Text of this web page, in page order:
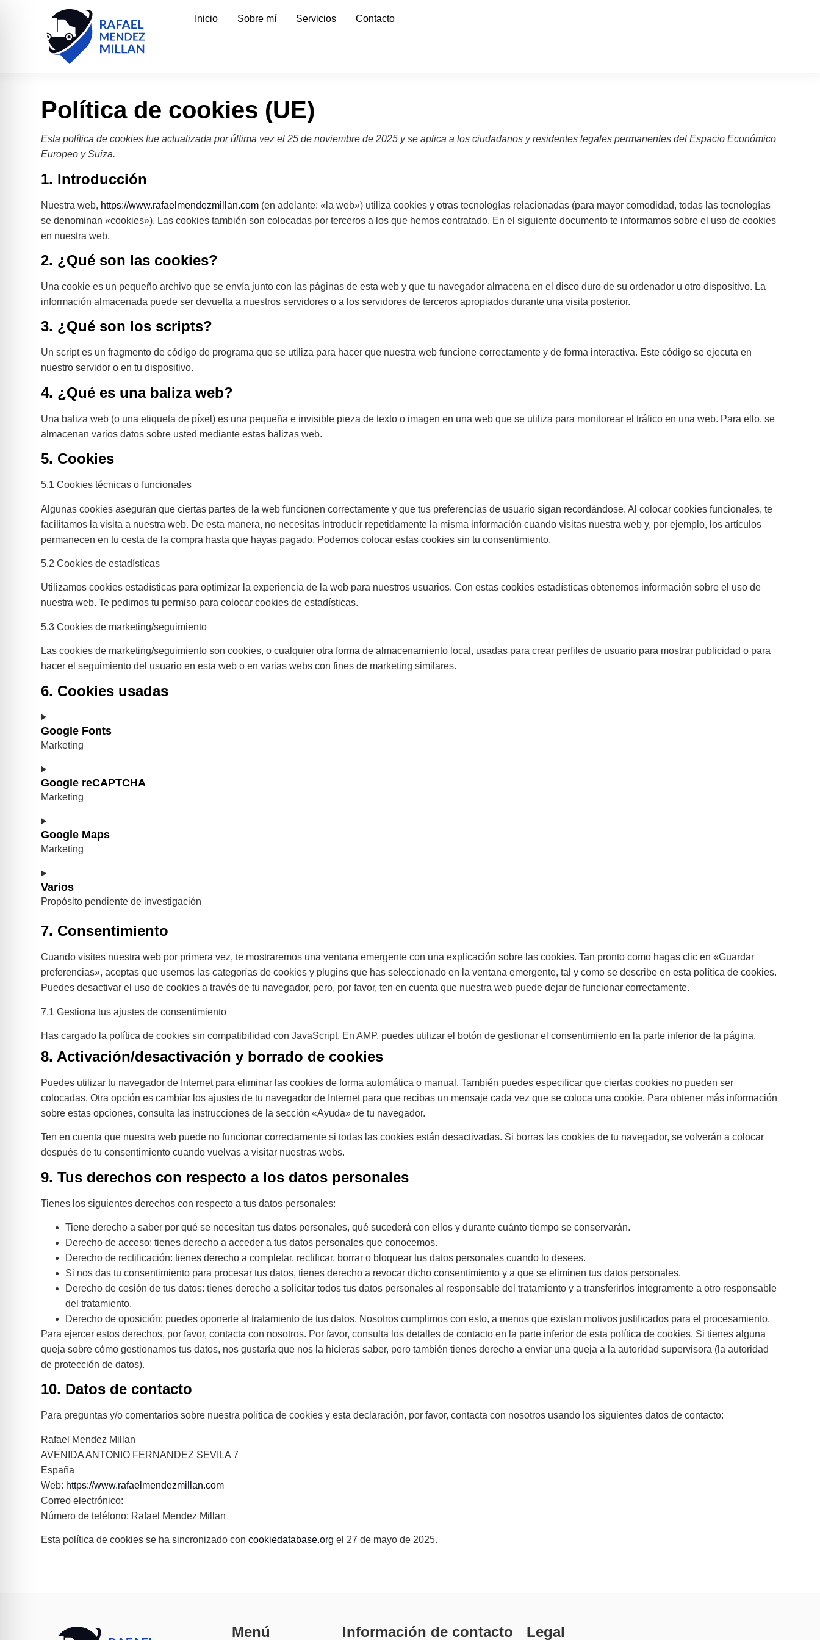
Inicio Sobre mí Servicios Contacto
Política de cookies (UE)
Esta política de cookies fue actualizada por última vez el 25 de noviembre de 2025 y se aplica a los ciudadanos y residentes legales permanentes del Espacio Económico
Europeo y Suiza.
1. Introducción
Nuestra web, https://www.rafaelmendezmillan.com (en adelante: «la web») utiliza cookies y otras tecnologías relacionadas (para mayor comodidad, todas las tecnologías
se denominan «cookies»). Las cookies también son colocadas por terceros a los que hemos contratado. En el siguiente documento te informamos sobre el uso de cookies
en nuestra web.
2. ¿Qué son las cookies?
Una cookie es un pequeño archivo que se envía junto con las páginas de esta web y que tu navegador almacena en el disco duro de su ordenador u otro dispositivo. La
información almacenada puede ser devuelta a nuestros servidores o a los servidores de terceros apropiados durante una visita posterior.
3. ¿Qué son los scripts?
Un script es un fragmento de código de programa que se utiliza para hacer que nuestra web funcione correctamente y de forma interactiva. Este código se ejecuta en
nuestro servidor o en tu dispositivo.
4. ¿Qué es una baliza web?
Una baliza web (o una etiqueta de píxel) es una pequeña e invisible pieza de texto o imagen en una web que se utiliza para monitorear el tráfico en una web. Para ello, se
almacenan varios datos sobre usted mediante estas balizas web.
5. Cookies
5.1 Cookies técnicas o funcionales
Algunas cookies aseguran que ciertas partes de la web funcionen correctamente y que tus preferencias de usuario sigan recordándose. Al colocar cookies funcionales, te
facilitamos la visita a nuestra web. De esta manera, no necesitas introducir repetidamente la misma información cuando visitas nuestra web y, por ejemplo, los artículos
permanecen en tu cesta de la compra hasta que hayas pagado. Podemos colocar estas cookies sin tu consentimiento.
5.2 Cookies de estadísticas
Utilizamos cookies estadísticas para optimizar la experiencia de la web para nuestros usuarios. Con estas cookies estadísticas obtenemos información sobre el uso de
nuestra web. Te pedimos tu permiso para colocar cookies de estadísticas.
5.3 Cookies de marketing/seguimiento
Las cookies de marketing/seguimiento son cookies, o cualquier otra forma de almacenamiento local, usadas para crear perfiles de usuario para mostrar publicidad o para
hacer el seguimiento del usuario en esta web o en varias webs con fines de marketing similares.
6. Cookies usadas
Google Fonts
Marketing
Google reCAPTCHA
Marketing
Google Maps
Marketing
Varios
Propósito pendiente de investigación
7. Consentimiento
Cuando visites nuestra web por primera vez, te mostraremos una ventana emergente con una explicación sobre las cookies. Tan pronto como hagas clic en «Guardar
preferencias», aceptas que usemos las categorías de cookies y plugins que has seleccionado en la ventana emergente, tal y como se describe en esta política de cookies.
Puedes desactivar el uso de cookies a través de tu navegador, pero, por favor, ten en cuenta que nuestra web puede dejar de funcionar correctamente.
7.1 Gestiona tus ajustes de consentimiento
Has cargado la política de cookies sin compatibilidad con JavaScript. En AMP, puedes utilizar el botón de gestionar el consentimiento en la parte inferior de la página.
8. Activación/desactivación y borrado de cookies
Puedes utilizar tu navegador de Internet para eliminar las cookies de forma automática o manual. También puedes especificar que ciertas cookies no pueden ser
colocadas. Otra opción es cambiar los ajustes de tu navegador de Internet para que recibas un mensaje cada vez que se coloca una cookie. Para obtener más información
sobre estas opciones, consulta las instrucciones de la sección «Ayuda» de tu navegador.
Ten en cuenta que nuestra web puede no funcionar correctamente si todas las cookies están desactivadas. Si borras las cookies de tu navegador, se volverán a colocar
después de tu consentimiento cuando vuelvas a visitar nuestras webs.
9. Tus derechos con respecto a los datos personales
Tienes los siguientes derechos con respecto a tus datos personales:
Tiene derecho a saber por qué se necesitan tus datos personales, qué sucederá con ellos y durante cuánto tiempo se conservarán.
Derecho de acceso: tienes derecho a acceder a tus datos personales que conocemos.
Derecho de rectificación: tienes derecho a completar, rectificar, borrar o bloquear tus datos personales cuando lo desees.
Si nos das tu consentimiento para procesar tus datos, tienes derecho a revocar dicho consentimiento y a que se eliminen tus datos personales.
Derecho de cesión de tus datos: tienes derecho a solicitar todos tus datos personales al responsable del tratamiento y a transferirlos íntegramente a otro responsable
del tratamiento.
Derecho de oposición: puedes oponerte al tratamiento de tus datos. Nosotros cumplimos con esto, a menos que existan motivos justificados para el procesamiento.
Para ejercer estos derechos, por favor, contacta con nosotros. Por favor, consulta los detalles de contacto en la parte inferior de esta política de cookies. Si tienes alguna
queja sobre cómo gestionamos tus datos, nos gustaría que nos la hicieras saber, pero también tienes derecho a enviar una queja a la autoridad supervisora (la autoridad
de protección de datos).
10. Datos de contacto
Para preguntas y/o comentarios sobre nuestra política de cookies y esta declaración, por favor, contacta con nosotros usando los siguientes datos de contacto:
Rafael Mendez Millan
AVENIDA ANTONIO FERNANDEZ SEVILA 7
España
Web: https://www.rafaelmendezmillan.com
Correo electrónico:
Número de teléfono: Rafael Mendez Millan
Esta política de cookies se ha sincronizado concookiedatabase.org el 27 de mayo de 2025.
Menú Información de contacto Legal